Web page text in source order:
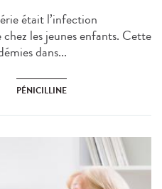
était l’infection
les jeunes enfants. Cette
dans...
PÉNICILLINE